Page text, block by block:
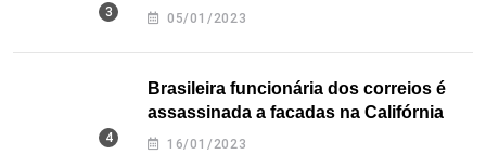
Texas
05/01/2023
Brasileira funcionária dos correios é
assassinada a facadas na Califórnia
16/01/2023